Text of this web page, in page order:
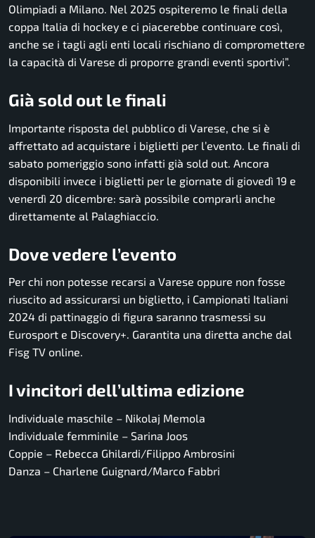
Olimpiadi a Milano. Nel 2025 ospiteremo le finali della
coppa Italia di hockey e ci piacerebbe continuare così,
anche se i tagli agli enti locali rischiano di compromettere
la capacità di Varese di proporre grandi eventi sportivi”.
Già sold out le finali
Importante risposta del pubblico di Varese, che si è
affrettato ad acquistare i biglietti per l’evento. Le finali di
sabato pomeriggio sono infatti già sold out. Ancora
disponibili invece i biglietti per le giornate di giovedì 19 e
venerdì 20 dicembre: sarà possibile comprarli anche
direttamente al Palaghiaccio.
Dove vedere l’evento
Per chi non potesse recarsi a Varese oppure non fosse
riuscito ad assicurarsi un biglietto, i Campionati Italiani
2024 di pattinaggio di figura saranno trasmessi su
Eurosport e Discovery+. Garantita una diretta anche dal
Fisg TV online.
I vincitori dell’ultima edizione
Individuale maschile – Nikolaj Memola
Individuale femminile – Sarina Joos
Coppie – Rebecca Ghilardi/Filippo Ambrosini
Danza – Charlene Guignard/Marco Fabbri